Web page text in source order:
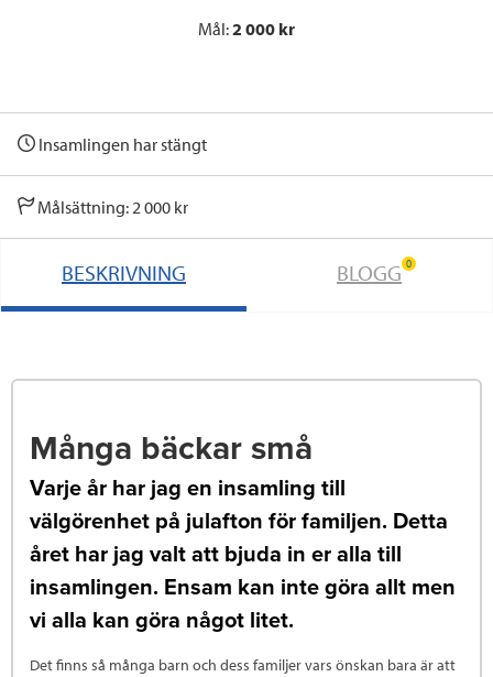
Mål:2 000 kr
Insamlingen har stängt
Målsättning: 2 000 kr
BESKRIVNING BLOGG 0
Många bäckar små
Varje år har jag en insamling till
välgörenhet på julafton för familjen. Detta
året har jag valt att bjuda in er alla till
insamlingen. Ensam kan inte göra allt men
vi alla kan göra något litet.
Det finns så många barn och dess familjer vars önskan bara är att